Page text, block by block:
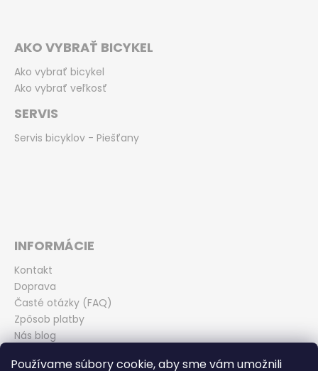
Používame súbory cookie, aby sme vám umožnili
AKO VYBRAŤ BICYKEL
Ako vybrať bicykel
Ako vybrať veľkosť
SERVIS
Servis bicyklov - Piešťany
INFORMÁCIE
Kontakt
Doprava
Časté otázky (FAQ)
Zpôsob platby
Nás blog